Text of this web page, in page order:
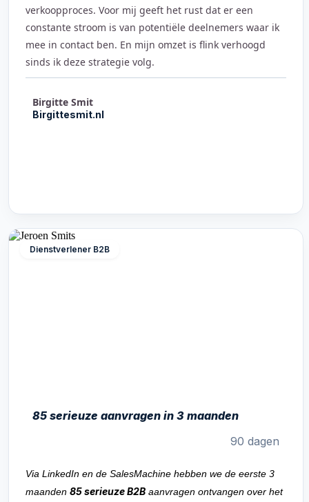
verkoopproces. Voor mij geeft het rust dat er een
constante stroom is van potentiële deelnemers waar ik
mee in contact ben. En mijn omzet is flink verhoogd
sinds ik deze strategie volg.
Birgitte Smit
Birgittesmit.nl
Dienstverlener B2B
85 serieuze aanvragen in 3 maanden
90 dagen
Via LinkedIn en de SalesMachine hebben we de eerste 3
maanden 85 serieuze B2B aanvragen ontvangen over het